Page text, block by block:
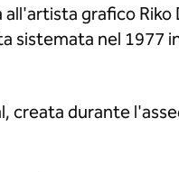
grafico Riko
sistemata nel 1977
creata durante